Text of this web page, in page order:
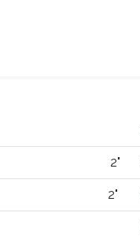
2"
2"